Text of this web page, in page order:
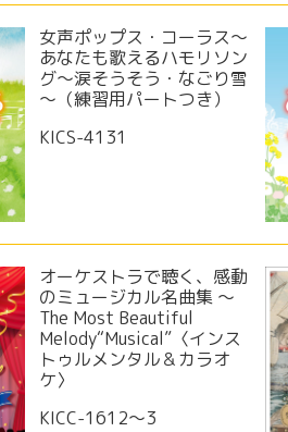
女声ポップス・コーラス～
あなたも歌えるハモリソン
グ～涙そうそう・なごり雪
～（練習用パートつき）
KICS-4131
オーケストラで聴く、感動
のミュージカル名曲集 〜
The Most Beautiful
Melody“Musical”〈インス
トゥルメンタル＆カラオ
ケ〉
KICC-1612～3